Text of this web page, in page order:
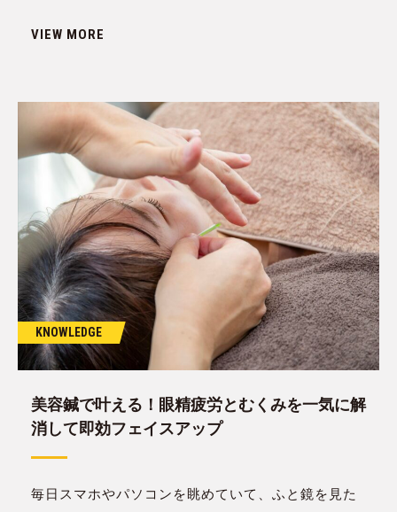
VIEW MORE
KNOWLEDGE
美容鍼で叶える！眼精疲労とむくみを一気に解
消して即効フェイスアップ
毎日スマホやパソコンを眺めていて、ふと鏡を見た